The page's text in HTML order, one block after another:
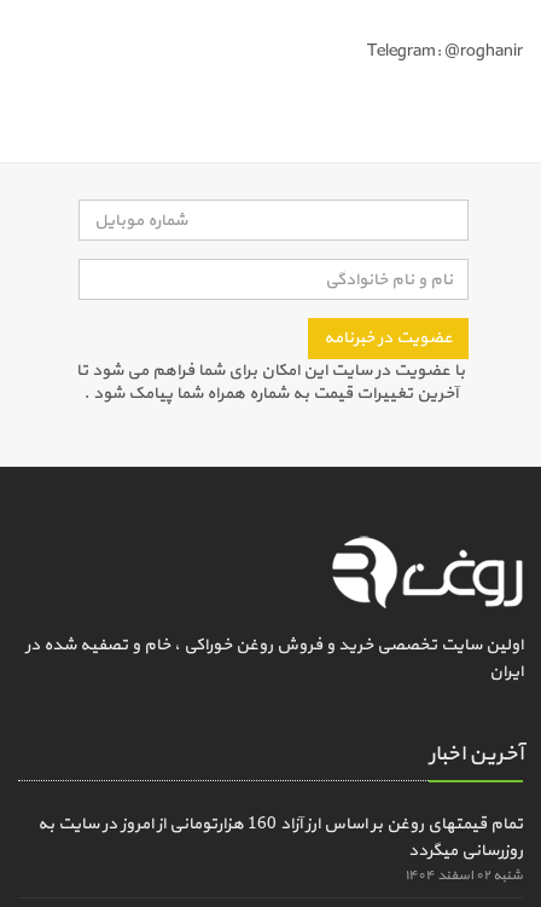
Telegram: @roghanir
عضویت در خبرنامه
با عضویت در سایت این امکان برای شما فراهم می شود تا
آخرین تغییرات قیمت به شماره همراه شما پیامک شود .
اولین سایت تخصصی خرید و فروش روغن خوراکی ، خام و تصفیه شده در
ایران
آخرین اخبار
تمام قیمتهای روغن بر اساس ارز آزاد 160 هزارتومانی از امروز در سایت به
روزرسانی میگردد
شنبه ۰۲ اسفند ۱۴۰۴